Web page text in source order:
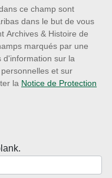
ce champ sont
dans le but de vous
Archives & Histoire de
marqués par une
d'information sur la
et sur
la Notice de Protection